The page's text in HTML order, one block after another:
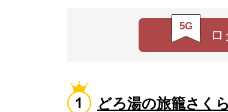
5G
どろ湯の旅籠さく